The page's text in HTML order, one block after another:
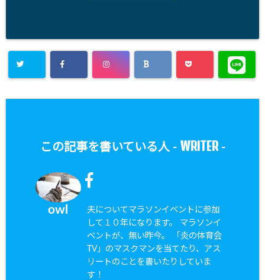
この記事を書いている人 - WRITER-
owl
夫についてマラソンイベントに参加
して１０年になります。 マラソンイ
ベントが、無い昨今。 「炎の体育会
TV」のマスクマンを当てたり、アス
リートのことを書いたりしていま
す！